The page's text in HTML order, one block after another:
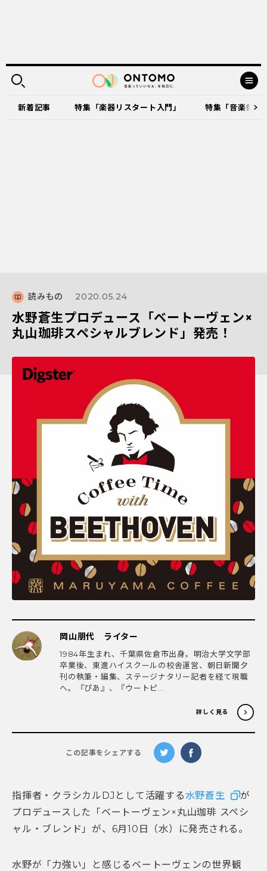
新着記事 特集「楽器リスタート入門」 特集「音楽祭
読みもの 2020.05.24
水野蒼生プロデュース「ベートーヴェン×
丸山珈琲スペシャルブレンド」発売！
岡山朋代 ライター
1984年生まれ、千葉県佐倉市出身。明治大学文学部
卒業後、東進ハイスクールの校舎運営、朝日新聞夕
刊の執筆・編集、ステージナタリー記者を経て現職
へ。『ぴあ』、『ウートピ...
詳しく見る
この記事をシェアする
指揮者・クラシカルDJとして活躍する水野蒼生
が
プロデュースした「ベートーヴェン×丸山珈琲 スペシ
ャル・ブレンド」が、6月10日（水）に発売される。
水野が「力強い」と感じるベートーヴェンの世界観